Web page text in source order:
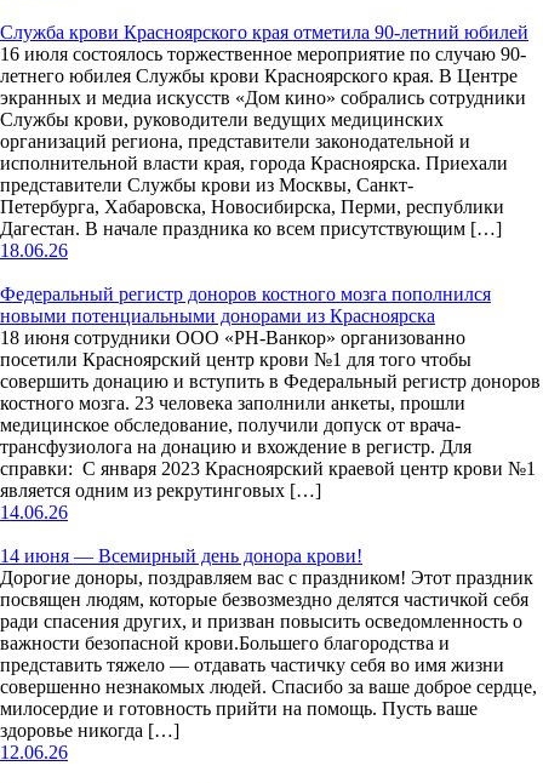
Служба крови Красноярского края отметила 90-летний юбилей
16 июля состоялось торжественное мероприятие по случаю 90-
летнего юбилея Службы крови Красноярского края. В Центре
экранных и медиа искусств «Дом кино» собрались сотрудники
Службы крови, руководители ведущих медицинских
организаций региона, представители законодательной и
исполнительной власти края, города Красноярска. Приехали
представители Службы крови из Москвы, Санкт-
Петербурга, Хабаровска, Новосибирска, Перми, республики
Дагестан. В начале праздника ко всем присутствующим […]
18.06.26
Федеральный регистр доноров костного мозга пополнился
новыми потенциальными донорами из Красноярска
18 июня сотрудники ООО «РН-Ванкор» организованно
посетили Красноярский центр крови №1 для того чтобы
совершить донацию и вступить в Федеральный регистр доноров
костного мозга. 23 человека заполнили анкеты, прошли
медицинское обследование, получили допуск от врача-
трансфузиолога на донацию и вхождение в регистр. Для
справки: С января 2023 Красноярский краевой центр крови №1
является одним из рекрутинговых […]
14.06.26
14 июня — Всемирный день донора крови!
Дорогие доноры, поздравляем вас с праздником! Этот праздник
посвящен людям, которые безвозмездно делятся частичкой себя
ради спасения других, и призван повысить осведомленность о
важности безопасной крови.Большего благородства и
представить тяжело — отдавать частичку себя во имя жизни
совершенно незнакомых людей. Спасибо за ваше доброе сердце,
милосердие и готовность прийти на помощь. Пусть ваше
здоровье никогда […]
12.06.26